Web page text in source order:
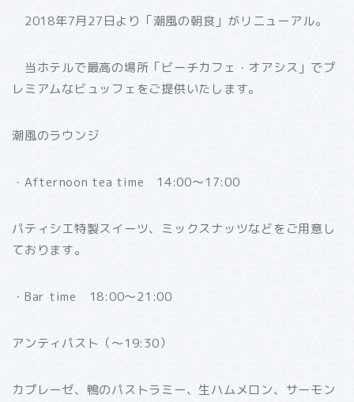
2018年7月27日より「潮風の朝食」がリニューアル。
当ホテルで最高の場所「ビーチカフェ・オアシス」でプ
レミアムなビュッフェをご提供いたします。
潮風のラウンジ
・Afternoon tea time 14:00～17:00
パティシエ特製スイーツ、ミックスナッツなどをご用意し
ております。
・Bar time 18:00～21:00
アンティパスト（～19:30）
カプレーゼ、鴨のパストラミー、生ハムメロン、サーモン